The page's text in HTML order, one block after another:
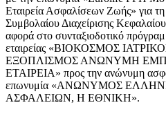
Εταιρεία Ασφαλίσεων Ζωής» για
Συμβολαίου Διαχείρισης
αφορά στο συνταξιοδοτικό
εταιρείας «ΒΙΟΚΟΣΜΟΣ
ΕΞΟΠΛΙΣΜΟΣ ΑΝΩΝΥΜΗ
ΕΤΑΙΡΕΙΑ» προς την ανώνυμη
επωνυμία «ΑΝΩΝΥΜΟΣ
ΑΣΦΑΛΕΙΩΝ, Η ΕΘΝΙΚΗ».